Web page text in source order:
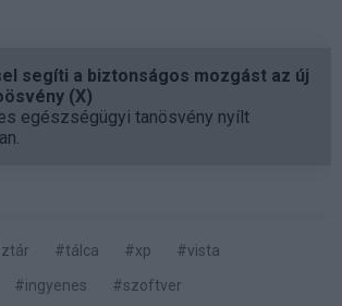
segíti a biztonságos mozgást az új
(X)
egészségügyi tanösvény nyílt
#tálca #xp
#vista
#ingyenes #szoftver